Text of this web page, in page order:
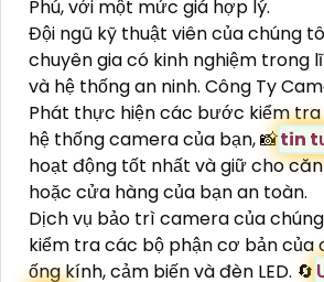
CAMERA QUẬN
GIÁ RẺ
Dịch vụ bảo trì camera quận Tân
một dịch vụ cung cấp sự chăm
chuyên nghiệp cho hệ thống
Phú, với một mức giá hợp lý.
Đội ngũ kỹ thuật viên của chúng